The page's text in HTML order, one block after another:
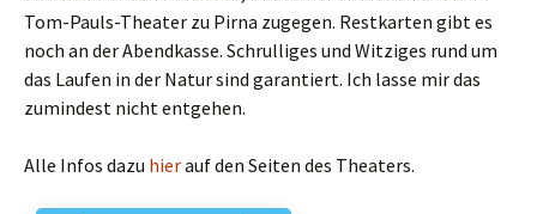
Tom-Pauls-Theater zu Pirna zugegen. Restkarten gibt es
noch an der Abendkasse. Schrulliges und Witziges rund um
das Laufen in der Natur sind garantiert. Ich lasse mir das
zumindest nicht entgehen.
Alle Infos dazu hierauf den Seiten des Theaters.